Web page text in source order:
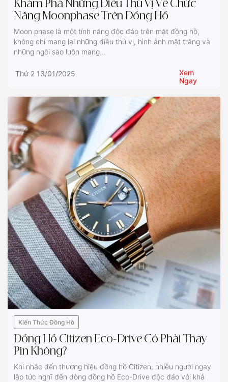
Khám Phá Những Điều Thú Vị Về Chức
Năng Moonphase Trên Đồng Hồ
Moon phase là một tính năng độc đáo trên mặt đồng hồ,
không chỉ mang lại những điều thú vị, hình ảnh mặt trăng và
những ngôi sao luôn mang...
Thứ 2 13/01/2025
Xem
Ngay
Kiến Thức Đồng Hồ
Đồng Hồ Citizen Eco-Drive Có Phải Thay
Pin Không?
Khi nhắc đến thương hiệu đồng hồ Citizen, nhiều người ngay
lập tức nghĩ đến dòng đồng hồ Eco-Drive độc đáo với khả